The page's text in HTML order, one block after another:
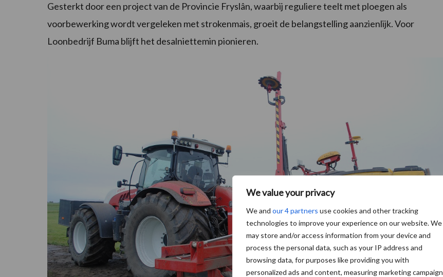
We value your privacy
We and our 4 partners use cookies and other tracking
technologies to improve your experience on our website. We
may store and/or access information from your device and
process the personal data, such as your IP address and
browsing data, for purposes like providing you with
personalized ads and content, measuring marketing campaign
Gesterkt door een project van de Provincie Fryslân, waarbij reguliere teelt met ploegen als
voorbewerking wordt vergeleken met strokenmais, groeit de belangstelling aanzienlijk. Voor
Loonbedrijf Buma blijft het desalniettemin pionieren.